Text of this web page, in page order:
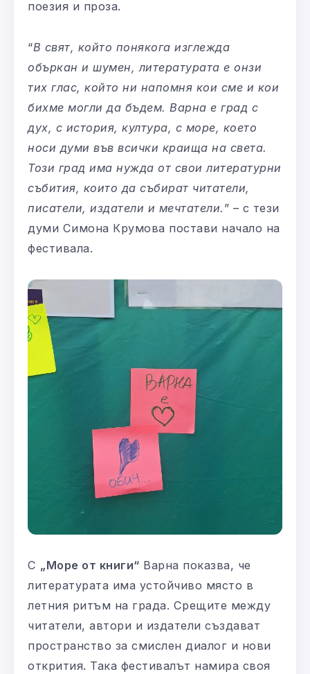
поезия и проза.
“В свят, който понякога изглежда
объркан и шумен, литературата е онзи
тих глас, който ни напомня кои сме и кои
бихме могли да бъдем. Варна е град с
дух, с история, култура, с море, което
носи думи във всички краища на света.
Този град има нужда от свои литературни
събития, които да събират читатели,
писатели, издатели и мечтатели. ” – с тези
думи Симона Крумова постави начало на
фестивала.
С „Море от книги“ Варна показва, че
литературата има устойчиво място в
летния ритъм на града. Срещите между
читатели, автори и издатели създават
пространство за смислен диалог и нови
открития. Така фестивалът намира своя